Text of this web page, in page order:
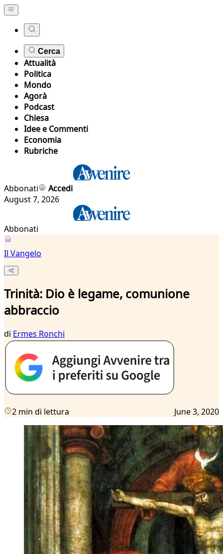
Cerca
Attualità
Politica
Mondo
Agorà
Podcast
Chiesa
Idee e Commenti
Economia
Rubriche
Abbonati
Accedi
August 7, 2026
Abbonati
Il Vangelo
Trinità: Dio è legame, comunione
abbraccio
di Ermes Ronchi
2 min di lettura June 3, 2020